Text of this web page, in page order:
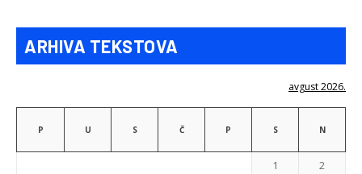
ARHIVA TEKSTOVA
avgust 2026.
P U S Č P S N
1
2